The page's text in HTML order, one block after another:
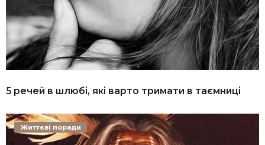
5 речей в шлюбі, які варто тримати в таємниці
Життєві поради